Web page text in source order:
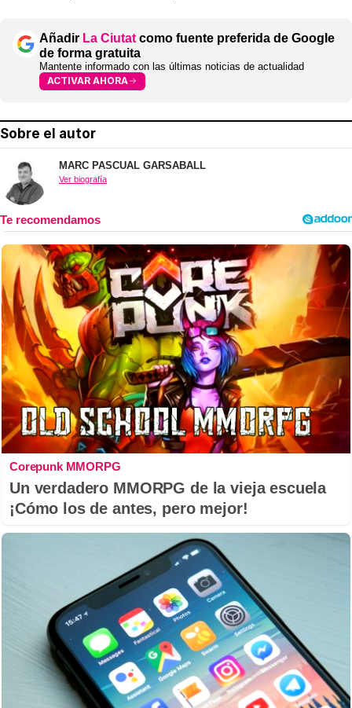
Añadir La Ciutat como fuente preferida de Google
de forma gratuita
Mantente informado con las últimas noticias de actualidad
ACTIVAR AHORA
Sobre el autor
MARC PASCUAL GARSABALL
Ver biografía
Corepunk MMORPG
Un verdadero MMORPG de la vieja escuela
¡Cómo los de antes, pero mejor!